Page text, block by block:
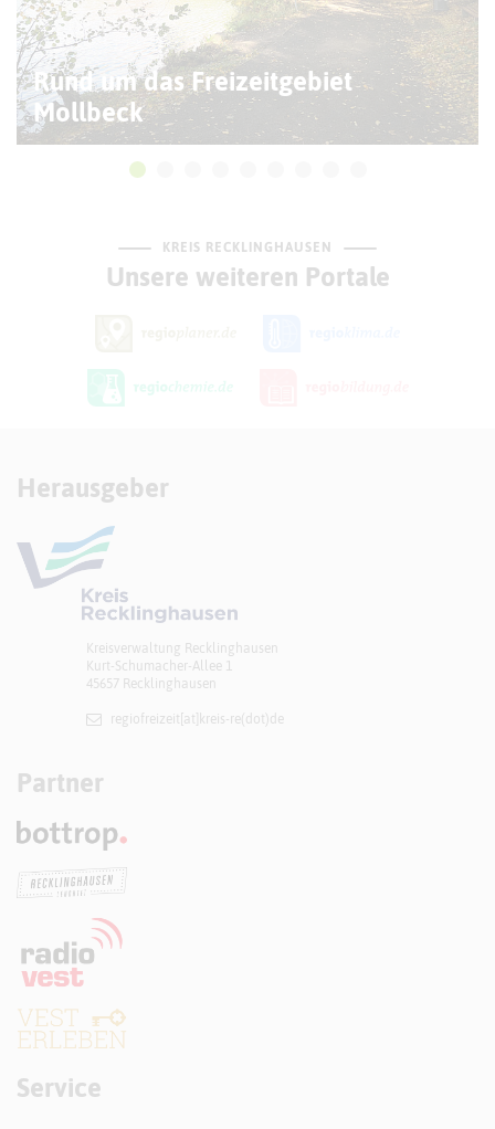
Rund um das Freizeitgebiet
Mollbeck
KREIS RECKLINGHAUSEN
Unsere weiteren Portale
Herausgeber
Kreisverwaltung Recklinghausen
Kurt-Schumacher-Allee 1
45657 Recklinghausen
regiofreizeit[at]​kreis-re(dot)de
Partner
Service